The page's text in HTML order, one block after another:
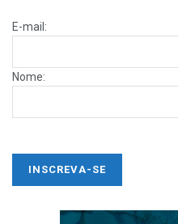
E-mail:
Nome: